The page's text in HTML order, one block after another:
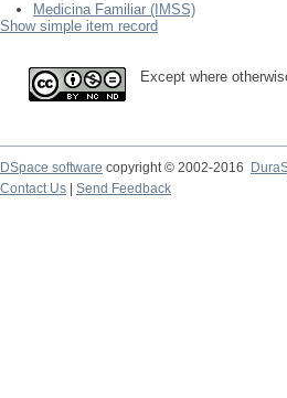
Medicina Familiar (IMSS)
Show simple item record
Except where
DSpace software copyright © 2002-2016
Contact Us
Send Feedback